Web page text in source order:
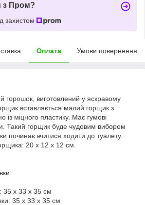
з Пром?
захистом
Оплата Умови повернення
горошок, виготовлений у яскравому
вставляється малий горщик з
із міцного пластику. Має гумові
Такий горщик буде чудовим вибором
починає вчитися ходити до туалету.
20 х 12 х 12 см.
35 x 33 x 35 см
35 x 33 x 35 см